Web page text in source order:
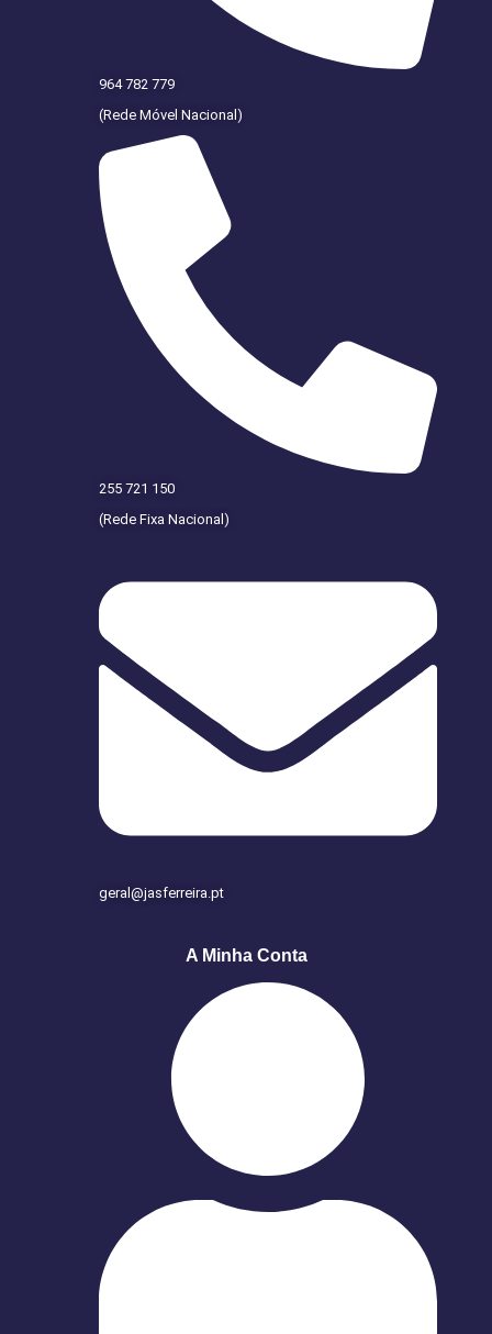
964 782 779
(Rede Móvel Nacional)
255 721 150
(Rede Fixa Nacional)
geral@jasferreira.pt
A Minha Conta